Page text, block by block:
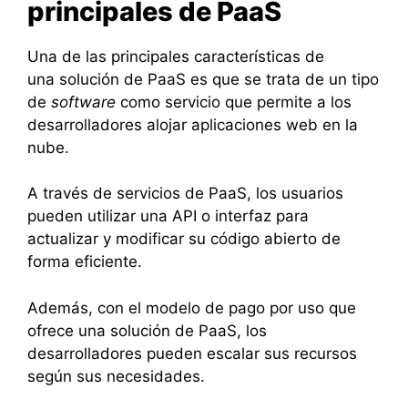
principales de PaaS
Una de las principales características de
una solución de PaaS es que se trata de un tipo
de software como servicio que permite a los
desarrolladores alojar aplicaciones web en la
nube.
A través de servicios de PaaS, los usuarios
pueden utilizar una API o interfaz para
actualizar y modificar su código abierto de
forma eficiente.
Además, con el modelo de pago por uso que
ofrece una solución de PaaS, los
desarrolladores pueden escalar sus recursos
según sus necesidades.